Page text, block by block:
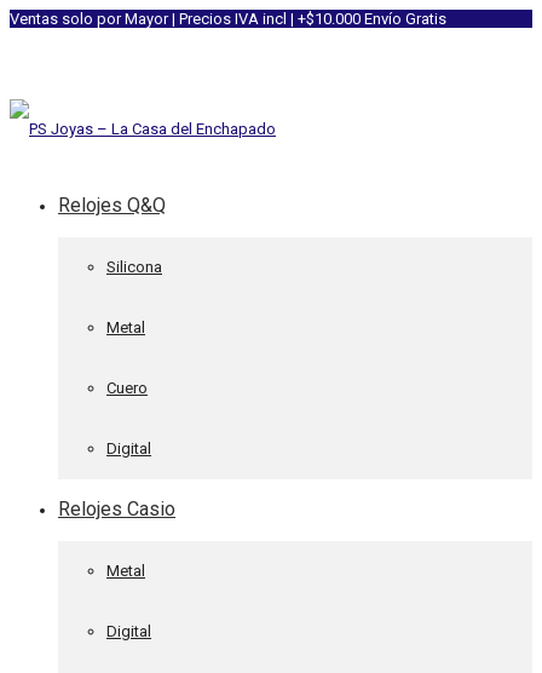
Ventas solo por Mayor | Precios IVA incl | +$10.000 Envío Gratis
Relojes Q&Q
Silicona
Metal
Cuero
Digital
Relojes Casio
Metal
Digital